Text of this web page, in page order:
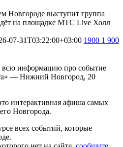
Новгороде выступит группа
на площадке МТС Live Холл
07-31T03:22:00+03:00 1900 1 900
всю информацию про событие
— Нижний Новгород, 20
интерактивная афиша самых
Новгорода.
всех событий, которые